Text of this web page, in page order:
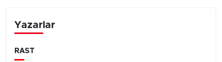
Yazarlar
RAST